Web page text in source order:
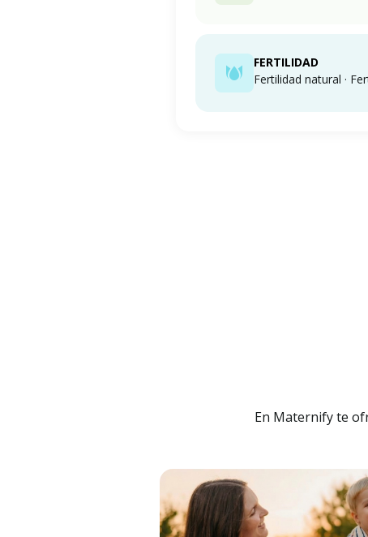
FERTILIDAD
Fertilidad natural ·
En Maternify te